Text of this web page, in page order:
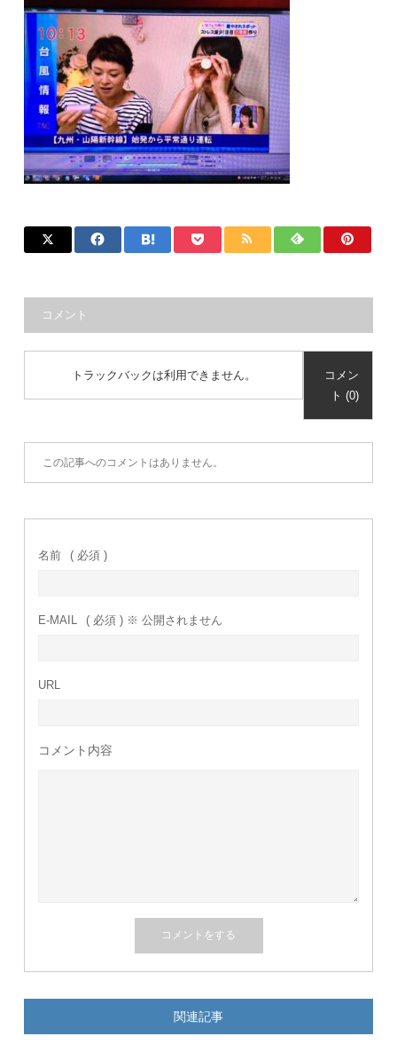
コメント
トラックバックは利用できません。
コメン
ト (0)
この記事へのコメントはありません。
名前 ( 必須 )
E-MAIL ( 必須 ) ※ 公開されません
URL
コメント内容
関連記事